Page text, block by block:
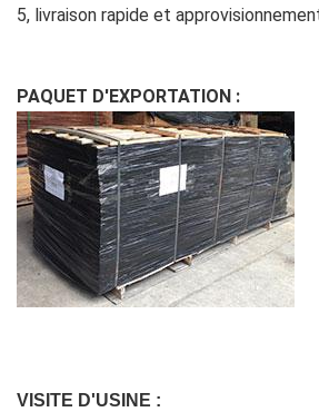
5, livraison rapide et
PAQUET D'EXPORTATION :
VISITE D'USINE :